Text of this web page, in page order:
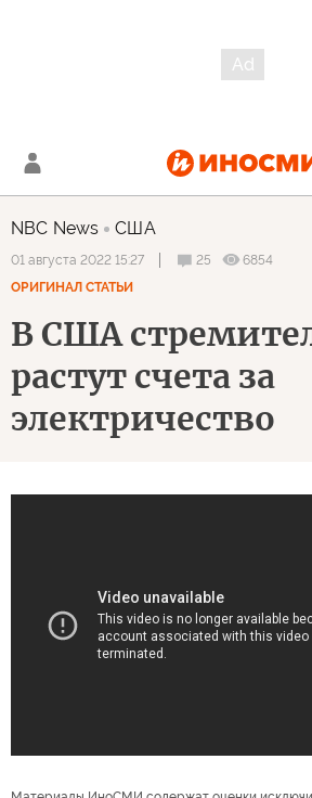
NBC News США
01 августа 2022 15:27 25
6854
ОРИГИНАЛ СТАТЬИ
В США
растут счета за
электричество